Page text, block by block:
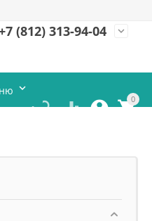
(812) 313-94-04 expand_more
0


 
